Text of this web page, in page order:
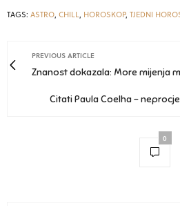
TAGS: ASTRO, CHILL, HOROSKOP, TJEDNI
PREVIOUS ARTICLE
Znanost dokazala: More mijenja
Citati Paula Coelha -
0